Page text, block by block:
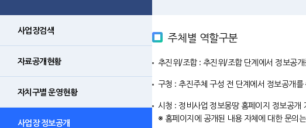
사업장검색
자료공개현황
자치구별 운영현황
사업장 정보공개
주체별 역할구분
추진위/조합 : 추진위/조합 단계에서 정보공개
구청 : 추진주체 구성 전 단계에서 정보공개
시청 : 정비사업 정보몽땅 홈페이지 정보공개
※ 홈페이지에 공개된 내용 자체에 대한 문의